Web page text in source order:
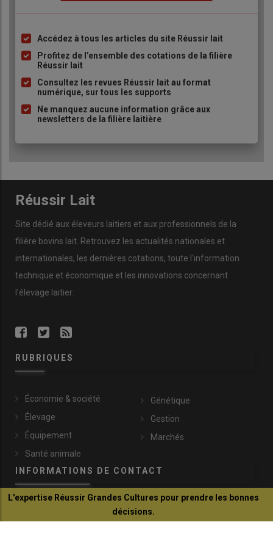
génisses, ne sont pas indemnisés alors qu'ils subissent
Enfin, les professionnels des dernières zones
réglementées demandent à bénéficier de l'aide à la prise
en pension, pour pallier les problèmes liés au blocage
des mouvements d'animaux, comme c'est le cas dans
les autres zones règlementées.
Liste
à
puce
Accédez à tous les articles du site Réussir lait
Profitez de l’ensemble des cotations de la filière
Réussir lait
Consultez les revues Réussir lait au format
numérique, sur tous les supports
Ne manquez aucune information grâce aux
newsletters de la filière laitière
Réussir Lait
Site dédié aux éleveurs laitiers et aux professionnels de la
filière bovins lait. Retrouvez les actualités nationales et
internationales, les dernières cotations, toute l'information
technique et économique et les innovations concernant
l'élevage laitier.
RUBRIQUES
Économie & société
Élevage
Équipement
Santé animale
Génétique
Gestion
Marchés
INFORMATIONS DE CONTACT
communication@reussir.fr
L'expertise Réussir Grandes Cultures pour prendre les bonnes
décisions.